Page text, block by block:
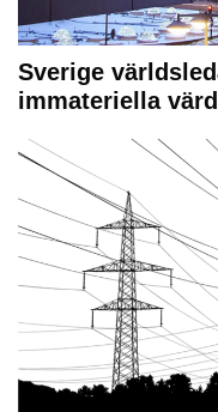
Sverige
immateriella